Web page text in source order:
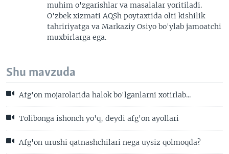
muhim o'zgarishlar va masalalar yoritiladi.
O'zbek xizmati AQSh poytaxtida olti kishilik
tahririyatga va Markaziy Osiyo bo'ylab jamoatchi
muxbirlarga ega.
Shu mavzuda
Afg'on mojarolarida halok bo'lganlarni xotirlab...
Tolibonga ishonch yo'q, deydi afg'on ayollari
Afg'on urushi qatnashchilari nega uysiz qolmoqda?